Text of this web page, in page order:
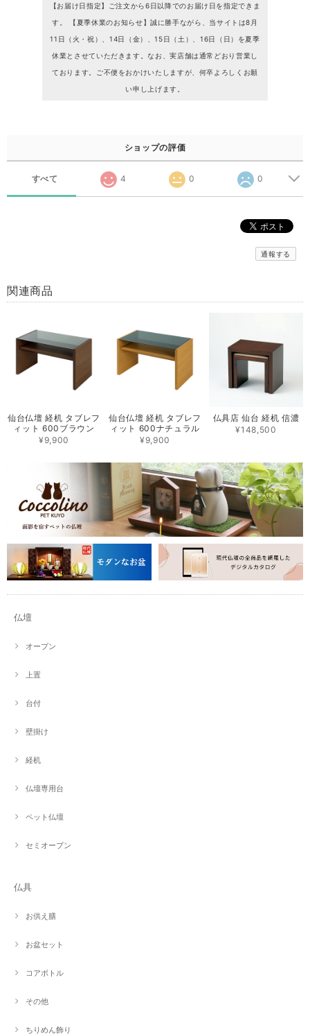
【お届け日指定】ご注文から6日以降でのお届け日を指定できま
す。 【夏季休業のお知らせ】誠に勝手ながら、当サイトは8月
11日（火・祝）、14日（金）、15日（土）、16日（日）を夏季
休業とさせていただきます。なお、実店舗は通常どおり営業し
ております。ご不便をおかけいたしますが、何卒よろしくお願
い申し上げます。
ショップの評価
すべて 4 0 0
通報する
関連商品
仙台仏壇 経机 タブレフ
ィット 600ブラウン
¥9,900
仙台仏壇 経机 タブレフ
ィット 600ナチュラル
¥9,900
仏具店 仙台 経机 信濃
¥148,500
仏壇
オープン
上置
台付
壁掛け
経机
仏壇専用台
ペット仏壇
セミオープン
仏具
お供え膳
お盆セット
コアボトル
その他
ちりめん飾り